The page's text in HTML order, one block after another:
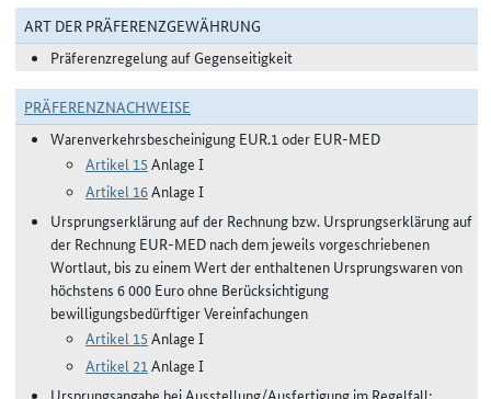
ART DER PRÄFERENZGEWÄHRUNG
Präferenzregelung auf Gegenseitigkeit
PRÄFERENZNACHWEISE
Warenverkehrsbescheinigung EUR.1 oder EUR-MED
Artikel 15 Anlage I
Artikel 16Anlage I
Ursprungserklärung auf der Rechnung bzw. Ursprungserklärung auf
der Rechnung EUR-MED nach dem jeweils vorgeschriebenen
Wortlaut, bis zu einem Wert der enthaltenen Ursprungswaren von
höchstens 6 000 Euro ohne Berücksichtigung
bewilligungsbedürftiger Vereinfachungen
Artikel 15 Anlage I
Artikel 21Anlage I
Ursprungsangabe bei Ausstellung/Ausfertigung im Regelfall: